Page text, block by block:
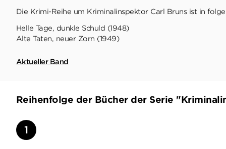
Die Krimi-Reihe um Kriminalinspektor Carl Bruns ist in
Helle Tage, dunkle Schuld (1948)
Alte Taten, neuer Zorn (1949)
Aktueller Band
Reihenfolge der Bücher der Serie